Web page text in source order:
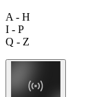
A - H
I - P
Q - Z